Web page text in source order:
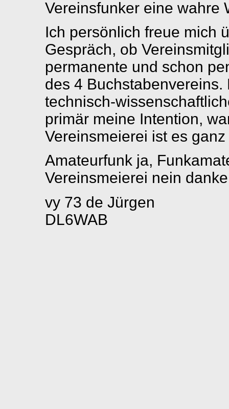
Vereinsfunker eine wahre
Ich persönlich freue mich
Gespräch, ob
permanente und schon
des 4
technisch-
primär meine Intention,
Vereinsmeierei ist es
Amateurfunk ja,
Vereinsmeierei nein
vy 73 de Jürgen
DL6WAB